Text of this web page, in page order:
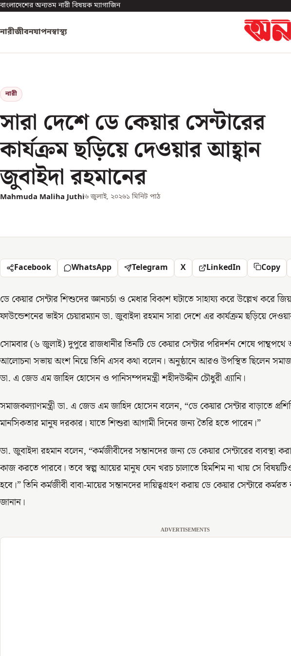
বাংলাদেশের অন্যতম নারী বিষয়ক ম্যাগাজিন
নারীজীবনযাপনস্বাস্থ্য
নারী
সারা দেশে ডে কেয়ার সেন্টারের
কার্যক্রম ছড়িয়ে দেওয়ার আহ্বান
জুবাইদা রহমানের
Mahmuda Maliha Juthi৬ জুলাই, ২০২৬১ মিনিট পাঠ
Facebook WhatsApp Telegram X LinkedIn Copy
ডে কেয়ার সেন্টার শিশুদের জ্ঞানচর্চা ও মেধার বিকাশ ঘটাতে সাহায্য করে উল্লেখ করে
ফাউন্ডেশনের ভাইস চেয়ারম্যান ডা. জুবাইদা রহমান সারা দেশে এর কার্যক্রম ছড়িয়ে
সোমবার (৬ জুলাই) দুপুরে রাজধানীর তিনটি ডে কেয়ার সেন্টার পরিদর্শন শেষে পান্থপথে
আলোচনা সভায় অংশ নিয়ে তিনি এসব কথা বলেন। অনুষ্ঠানে আরও উপস্থিত ছিলেন
ডা. এ জেড এম জাহিদ হোসেন ও পানিসম্পদমন্ত্রী শহীদউদ্দীন চৌধুরী এ্যানি।
সমাজকল্যাণমন্ত্রী ডা. এ জেড এম জাহিদ হোসেন বলেন, “ডে কেয়ার সেন্টার বাড়াতে
মানসিকতার মানুষ দরকার। যাতে শিশুরা আগামী দিনের জন্য তৈরি হতে পারেন।”
ডা. জুবাইদা রহমান বলেন, “কর্মজীবীদের সন্তানদের জন্য ডে কেয়ার সেন্টারের ব্যবস্থা করা
কাজ করতে পারবে। তবে স্বল্প আয়ের মানুষ যেন খরচ চালাতে হিমশিম না খায় সে
হবে।” তিনি কর্মজীবী বাবা-মায়ের সন্তানদের দায়িত্বগ্রহণ করায় ডে কেয়ার সেন্টারে কর্মরত
জানান।
ADVERTISEMENTS